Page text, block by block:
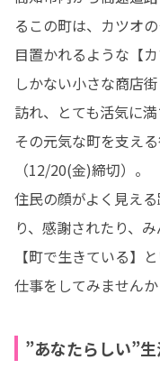
るこの町は、カツオ
目置かれるような【
しかない小さな商店
訪れ、とても活気に満
その元気な町を支え
（12/20(金)締切）。
住民の顔がよく見え
り、感謝されたり、
【町で生きている】
仕事をしてみませんか
”あなたらしい”